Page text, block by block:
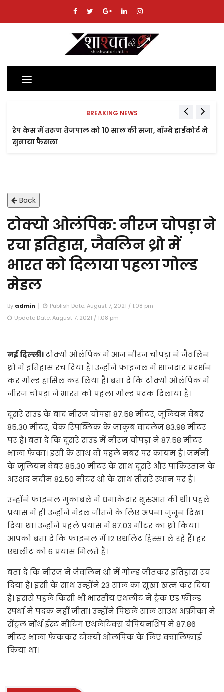
Toggle
navigation
BREAKING NEWS
रेप केस में तरुण तेजपाल को 10 साल की सजा, बॉम्बे हाईकोर्ट ने
सुनाया फैसला
Back
टोक्यो ओलंपिक: नीरज चोपड़ा ने
रचा इतिहास, जैवलिन थ्रो में
भारत को दिलाया पहला गोल्ड
मेडल
By admin
Publish Date: August 7, 2021 / 1:08 pm
Update Date: August 7, 2021 / 1:08 pm
नई दिल्ली।टोक्यो ओलंपिक में आज नीरज चोपड़ा ने जैवलिन
थ्रो में इतिहास रच दिया है। उन्होंने फाइनल में शानदार प्रदर्शन
कर गोल्ड हासिल कर लिया है। बता दें कि टोक्यो ओलंपिक में
नीरज चोपड़ा ने भारत को पहला गोल्ड पदक दिलाया है।
दूसरे राउंड के बाद नीरज चोपड़ा 87.58 मीटर, जूलियन वेबर
85.30 मीटर, चेक रिपब्लिक के जाकुब वादलेज 83.98 मीटर
पर हैं। बता दें कि दूसरे राउंड में नीरज चोपड़ा ने 87.58 मीटर
भाला फेंका। इसी के साथ वो पहले नंबर पर कायम हैं। जर्मनी
के जूलियन वेबर 85.30 मीटर के साथ दूसरे और पाकिस्तान के
अरशद नदीम 82.50 मीटर थ्रो के साथ तीसरे स्थान पर हैं।
उन्होंने फाइनल मुकाबले में धमाकेदार शुरुआत की थी। पहले
प्रयास में ही उन्होंने मेडल जीतने के लिए अपना जुनून दिखा
दिया था। उन्होंने पहले प्रयास में 87.03 मीटर का थ्रो किया।
आपको बता दें कि फाइनल में 12 एथलिट हिस्सा ले रहे हैं। हर
एथलीट को 6 प्रयास मिलते हैं।
बता दें कि नीरज ने जैवलिन थ्रो में गोल्ड जीतकर इतिहास रच
दिया है। इसी के साथ उन्होंने 23 साल का सूखा खत्म कर दिया
है। इससे पहले किसी भी भारतीय एथलीट ने ट्रैक एंड फील्ड
स्पर्धा में पदक नहीं जीता। उन्होंने पिछले साल साउथ अफ्रीका में
सेंट्रल नॉर्थ ईस्ट मीटिंग एथलेटिक्स चैंपियनशिप में 87.86
मीटर भाला फेंककर टोक्यो ओलंपिक के लिए क्वालिफाई
किया था।